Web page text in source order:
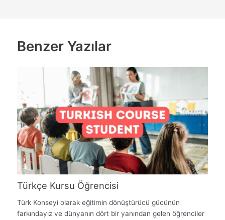
Benzer Yazılar
Türkçe Kursu Öğrencisi
Türk Konseyi olarak eğitimin dönüştürücü gücünün
farkındayız ve dünyanın dört bir yanından gelen öğrenciler